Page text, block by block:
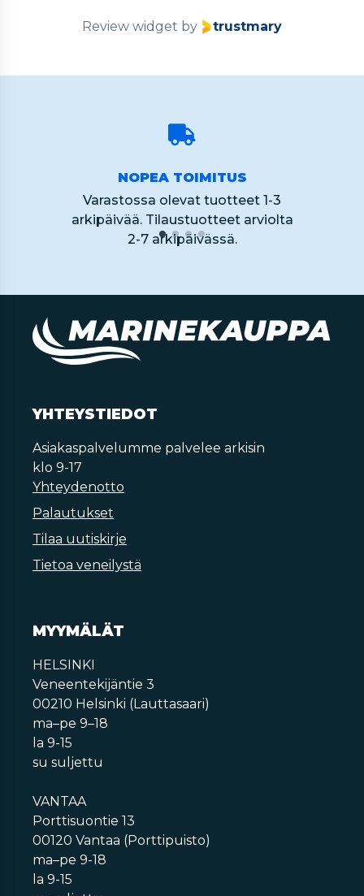
Review widget by trustmary
NOPEA TOIMITUS
Varastossa olevat tuotteet 1-3
arkipäivää. Tilaustuotteet arviolta
2-7 arkipäivässä.
YHTEYSTIEDOT
Asiakaspalvelumme palvelee arkisin
klo 9-17
Yhteydenotto
Palautukset
Tilaa uutiskirje
Tietoa veneilystä
MYYMÄLÄT
HELSINKI
Veneentekijäntie 3
00210 Helsinki (Lauttasaari)
ma–pe 9–18
la 9-15
su suljettu
VANTAA
Porttisuontie 13
00120 Vantaa (Porttipuisto)
ma–pe 9-18
la 9-15